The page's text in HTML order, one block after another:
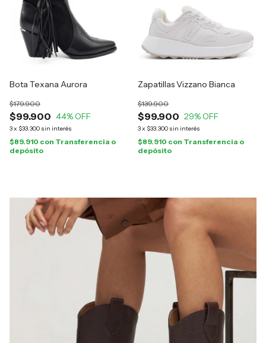
Bota Texana Aurora
$99.900
$179.900
44% OFF
3x $33.300 sin interés
$89.910 con Transferencia o
depósito
Zapatillas Vizzano Bianca
$99.900
$139.900
29% OFF
3x $33.300 sin interés
$89.910 con Transferencia o
depósito